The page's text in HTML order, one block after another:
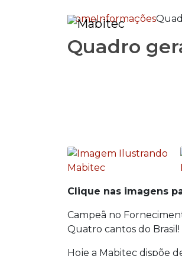
HomeInformações
Quadro
Clique nas imagens
Campeã no
Quatro cantos do Brasil!
Hoje a Mabitec dispõe